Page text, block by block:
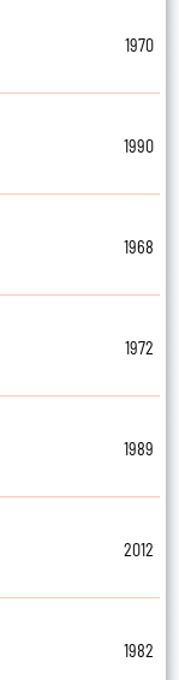
1970
1990
1968
1972
1989
2012
1982